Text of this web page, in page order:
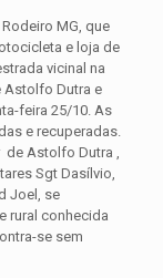
MG, que
e loja de
vicinal na
Astolfo Dutra e
feira 25/10. As
e recuperadas.
de Astolfo Dutra ,
Sgt Dasílvio,
Joel, se
rural conhecida
se sem